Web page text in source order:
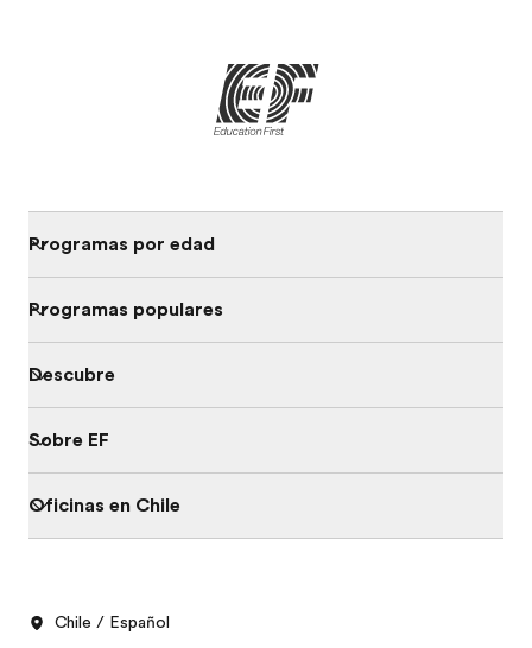
Programas por edad
Programas populares
Descubre
Sobre EF
Oficinas en Chile
Chile / Español